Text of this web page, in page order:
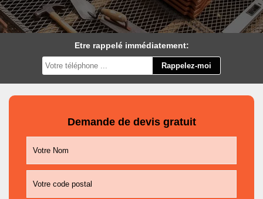
Etre rappelé immédiatement:
Demande de devis gratuit